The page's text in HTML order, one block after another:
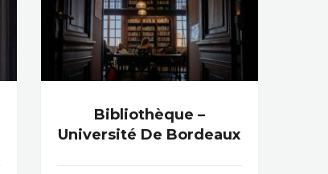
Bibliothèque –
Université De Bordeaux